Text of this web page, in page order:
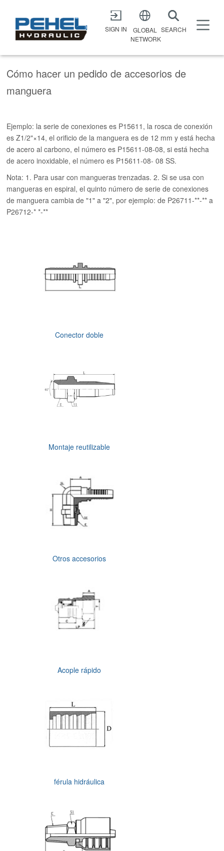
SIGN IN
GLOBAL
NETWORK
SEARCH X
Cómo hacer un pedido de accesorios de
manguera
Ejemplo: la serie de conexiones es P15611, la rosca de conexión
es Z1/2"×14, el orificio de la manguera es de 12 mm y está hecha
de acero al carbono, el número es P15611-08-08, si está hecha
de acero inoxidable, el número es P15611-08- 08 SS.
Nota: 1. Para usar con mangueras trenzadas. 2. Si se usa con
mangueras en espiral, el quinto número de serie de conexiones
de manguera cambia de "1" a "2", por ejemplo: de P26711-**-** a
P26712-* *-**
Conector doble
Montaje reutilizable
Otros accesorios
Acople rápido
férula hidráulica